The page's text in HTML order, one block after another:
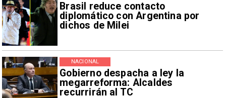
Brasil reduce contacto
diplomático con Argentina por
dichos de Milei
Gobierno despacha a ley la
megarreforma: Alcaldes
recurrirán al TC
NACIONAL